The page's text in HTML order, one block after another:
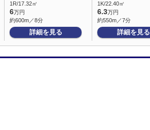
1R/17.32㎡
6万円
約600m／8分
詳細を見る
1K/22.40㎡
6.3万円
約550m／7分
詳細を見る